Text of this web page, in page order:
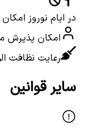
در ایام نوروز
امکان پذیرش
رعایت نظافت
سایر قوانین